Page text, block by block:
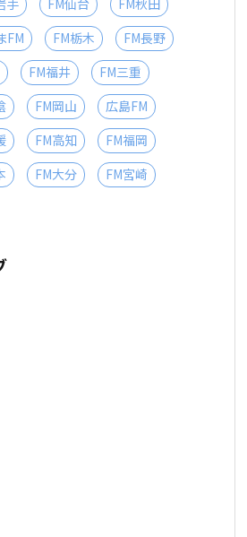
FM FM栃木
FM長野
FM福井
FM三重
FM岡山
広島FM
FM高知
FM福岡
FM大分
FM宮崎